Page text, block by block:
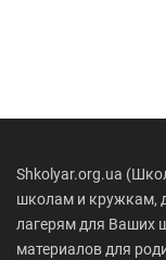
Shkolyar.org.ua
школам и кружкам,
лагерям для Ваших
материалов для